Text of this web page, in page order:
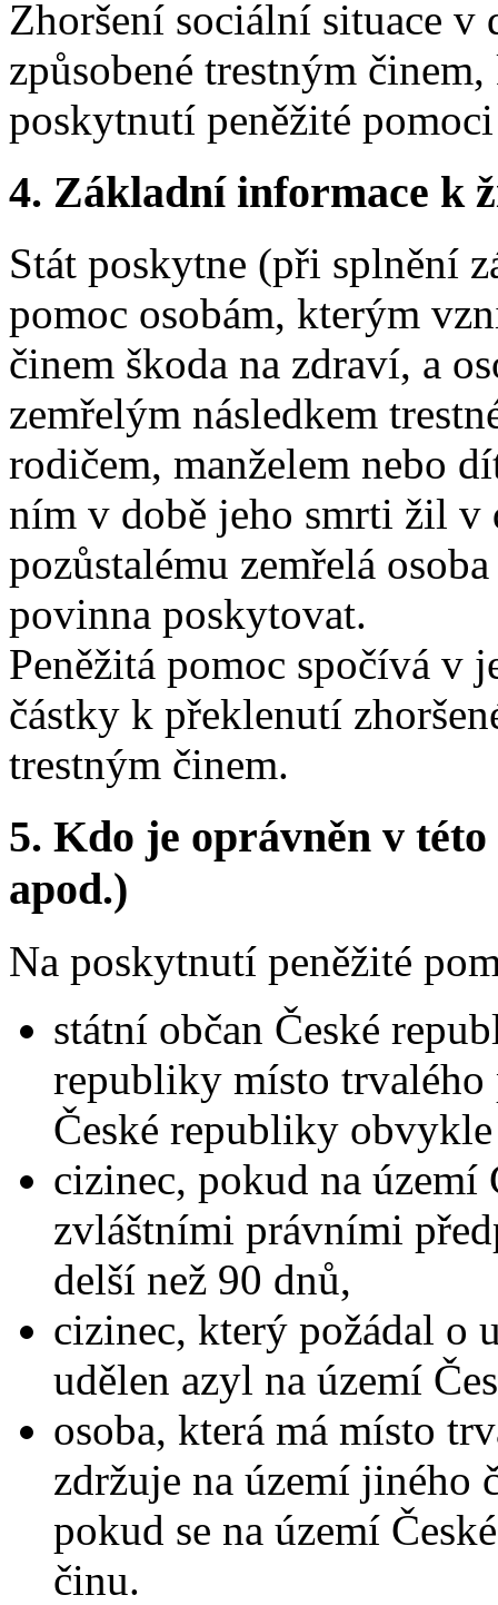
Zhoršení sociální situace v
způsobené trestným
poskytnutí peněžité
4. Základní informace k
Stát poskytne (při splnění
pomoc osobám, kterým
činem škoda na zdraví, a
zemřelým následkem
rodičem, manželem nebo
ním v době jeho smrti žil v
pozůstalému zemřelá
povinna poskytovat.
Peněžitá pomoc spočívá v
částky k překlenutí
trestným činem.
5. Kdo je oprávněn v
apod.)
Na poskytnutí peněžité
státní občan České
republiky místo trvalého
České republiky
cizinec, pokud na území
zvláštními právními
delší než 90 dnů,
cizinec, který požádal o
udělen azyl na území
osoba, která má místo
zdržuje na území jiného
pokud se na území
činu.